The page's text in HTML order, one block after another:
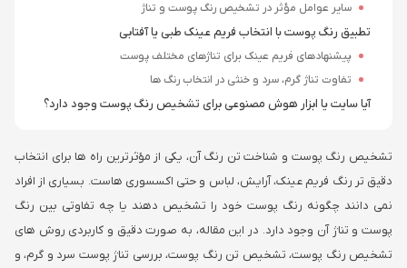
سایر عوامل مؤثر در تشخیص رنگ پوست و تناژ
تطبیق رنگ پوست با انتخاب فریم عینک طبی یا آفتابی
پیشنهادهای فریم عینک برای تناژهای مختلف پوست
تفاوت تناژ گرم، سرد و خنثی در انتخاب رنگ ها
آیا سایت یا ابزار هوش مصنوعی برای تشخیص رنگ پوست وجود دارد؟
تشخیص رنگ پوست و شناخت تن رنگ آن، یکی از مؤثرترین راه ها برای انتخاب
دقیق تر رنگ فریم عینک، آرایش، لباس و حتی اکسسوری هاست. بسیاری از افراد
نمی دانند چگونه رنگ پوست خود را تشخیص دهند یا چه تفاوتی بین رنگ
پوست و تناژ آن وجود دارد. در این مقاله، به صورت دقیق و کاربردی روش های
تشخیص رنگ پوست، تشخیص تن رنگ پوست، بررسی تناژ پوست سرد و گرم، و